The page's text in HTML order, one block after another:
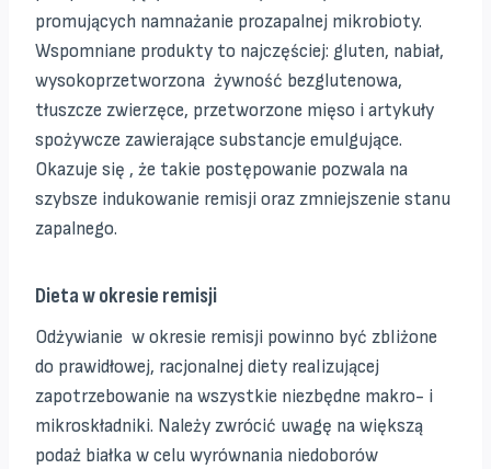
promujących namnażanie prozapalnej mikrobioty.
Wspomniane produkty to najczęściej: gluten, nabiał,
wysokoprzetworzona żywność bezglutenowa,
tłuszcze zwierzęce, przetworzone mięso i artykuły
spożywcze zawierające substancje emulgujące.
Okazuje się , że takie postępowanie pozwala na
szybsze indukowanie remisji oraz zmniejszenie stanu
zapalnego.
Dieta w okresie remisji
Odżywianie w okresie remisji powinno być zbliżone
do prawidłowej, racjonalnej diety realizującej
zapotrzebowanie na wszystkie niezbędne makro- i
mikroskładniki. Należy zwrócić uwagę na większą
podaż białka w celu wyrównania niedoborów